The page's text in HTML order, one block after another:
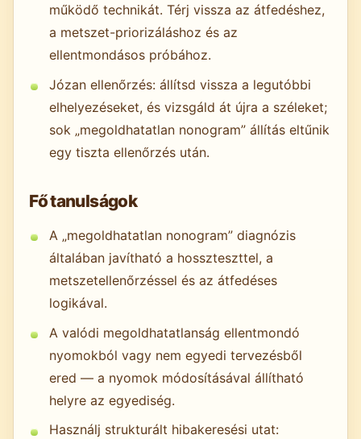
működő technikát. Térj vissza az átfedéshez,
a metszet-priorizáláshoz és az
ellentmondásos próbához.
Józan ellenőrzés: állítsd vissza a legutóbbi
elhelyezéseket, és vizsgáld át újra a széleket;
sok „megoldhatatlan nonogram” állítás eltűnik
egy tiszta ellenőrzés után.
Fő tanulságok
A „megoldhatatlan nonogram” diagnózis
általában javítható a hosszteszttel, a
metszetellenőrzéssel és az átfedéses
logikával.
A valódi megoldhatatlanság ellentmondó
nyomokból vagy nem egyedi tervezésből
ered — a nyomok módosításával állítható
helyre az egyediség.
Használj strukturált hibakeresési utat: